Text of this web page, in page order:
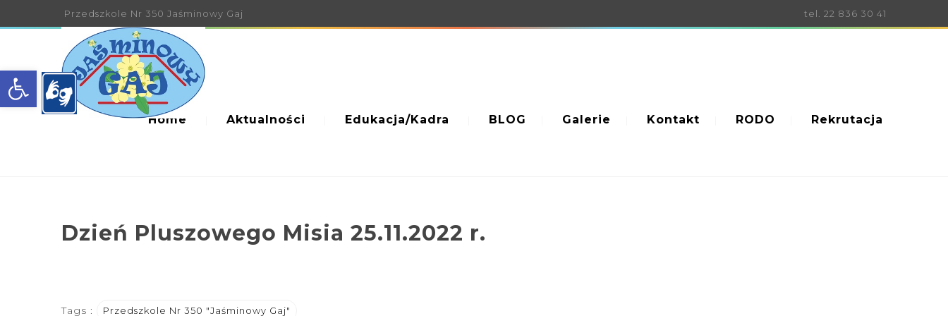
Open toolbar
Przedszkole Nr 350 Jaśminowy Gaj tel. 22 836 30 41
Home Aktualności Edukacja/Kadra BLOG Galerie Kontakt RODO Rekrutacja
Dzień Pluszowego Misia 25.11.2022 r.
Tags : Przedszkole Nr 350 "Jaśminowy Gaj"